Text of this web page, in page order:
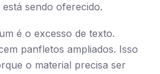
sendo oferecido.
é o excesso de texto.
panfletos ampliados. Isso
o material precisa ser